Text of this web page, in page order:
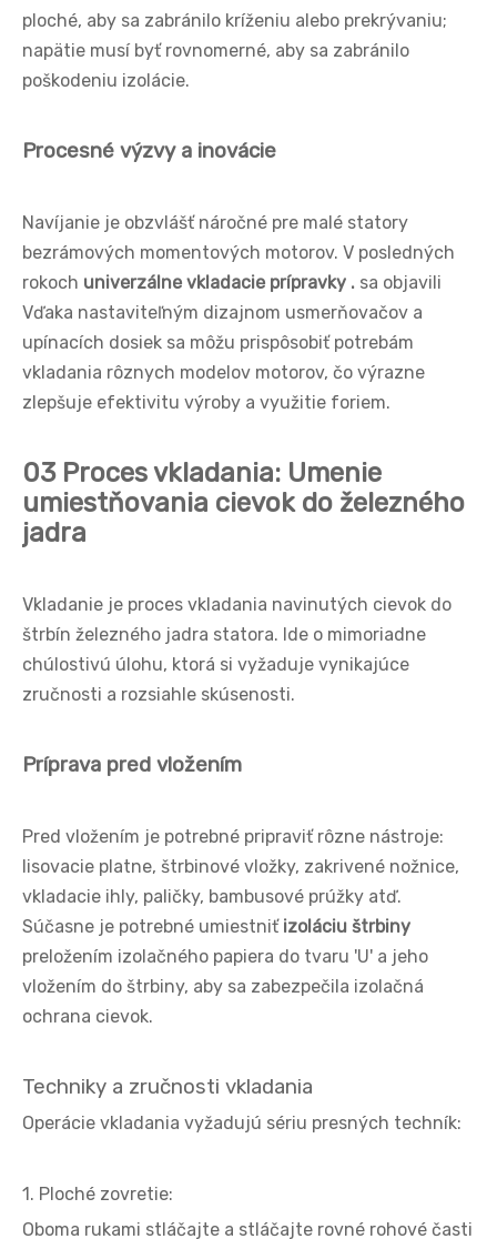
ploché, aby sa zabránilo kríženiu alebo prekrývaniu;
napätie musí byť rovnomerné, aby sa zabránilo
poškodeniu izolácie.
Procesné výzvy a inovácie
Navíjanie je obzvlášť náročné pre malé statory
bezrámových momentových motorov. V posledných
rokoch univerzálne vkladacie prípravky . sa objavili
Vďaka nastaviteľným dizajnom usmerňovačov a
upínacích dosiek sa môžu prispôsobiť potrebám
vkladania rôznych modelov motorov, čo výrazne
zlepšuje efektivitu výroby a využitie foriem.
03 Proces vkladania: Umenie
umiestňovania cievok do železného
jadra
Vkladanie je proces vkladania navinutých cievok do
štrbín železného jadra statora. Ide o mimoriadne
chúlostivú úlohu, ktorá si vyžaduje vynikajúce
zručnosti a rozsiahle skúsenosti.
Príprava pred vložením
Pred vložením je potrebné pripraviť rôzne nástroje:
lisovacie platne, štrbinové vložky, zakrivené nožnice,
vkladacie ihly, paličky, bambusové prúžky atď.
Súčasne je potrebné umiestniť izoláciu štrbiny
preložením izolačného papiera do tvaru 'U' a jeho
vložením do štrbiny, aby sa zabezpečila izolačná
ochrana cievok.
Techniky a zručnosti vkladania
Operácie vkladania vyžadujú sériu presných techník:
1. Ploché zovretie:
Oboma rukami stláčajte a stláčajte rovné rohové časti